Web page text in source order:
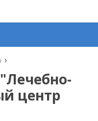
Лечебно-
центр